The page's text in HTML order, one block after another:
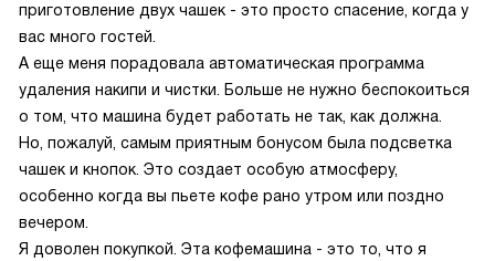
приготовление двух чашек - это просто спасение, когда у
вас много гостей.
А еще меня порадовала автоматическая программа
удаления накипи и чистки. Больше не нужно беспокоиться
о том, что машина будет работать не так, как должна.
Но, пожалуй, самым приятным бонусом была подсветка
чашек и кнопок. Это создает особую атмосферу,
особенно когда вы пьете кофе рано утром или поздно
вечером.
Я доволен покупкой. Эта кофемашина - это то, что я